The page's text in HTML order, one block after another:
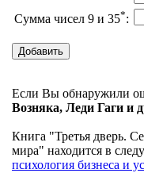
Сумма чисел 9 и 35*:
Если Вы обнаружили
Возняка, Леди Гаги и
Книга "Третья дверь.
мира" находится в
психология бизнеса и